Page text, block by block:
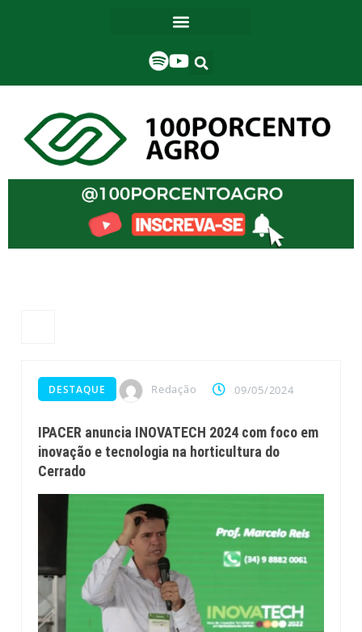
DESTAQUE Redação 09/05/2024
IPACER anuncia INOVATECH 2024 com foco em
inovação e tecnologia na horticultura do
Cerrado